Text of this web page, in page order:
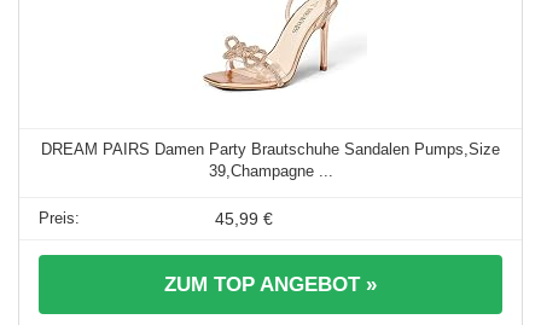
DREAM PAIRS Damen Party Brautschuhe Sandalen Pumps,Size
39,Champagne ...
45,99 €
ZUM TOP ANGEBOT »